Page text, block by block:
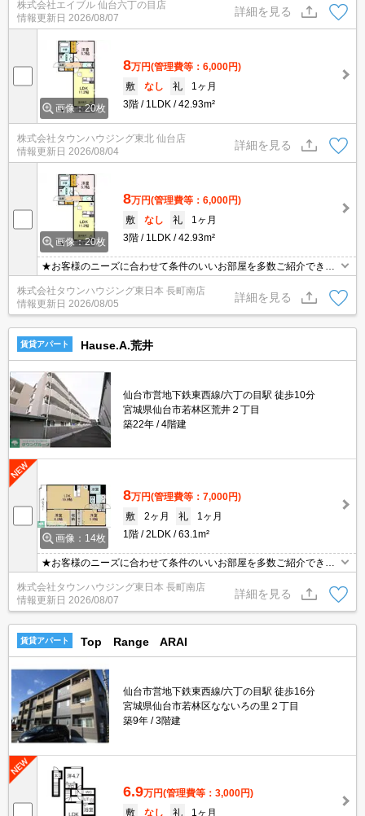
ットカード払い可能。仲介手数料家賃の0.55ヵ月分。
株式会社エイブル 仙台六丁の目店
情報更新日 2026/08/07
詳細を見る
画像：20枚
8万円(管理費等：6,000円)
敷
なし 礼
1ヶ月
3階
1LDK 42.93m²
株式会社タウンハウジング東北 仙台店
情報更新日 2026/08/04
詳細を見る
画像：20枚
8万円(管理費等：6,000円)
敷
なし 礼
1ヶ月
3階
1LDK 42.93m²
★お客様のニーズに合わせて条件のいいお部屋を多数ご紹介できま
す★賃貸物件のお部屋探しはタウンハウジングへ
株式会社タウンハウジング東日本 長町南店
情報更新日 2026/08/05
詳細を見る
賃貸アパート Hause.A.荒井
仙台市営地下鉄東西線/六丁の目駅 徒歩10分
宮城県仙台市若林区荒井２丁目
築22年
4階建
画像：14枚
8万円(管理費等：7,000円)
敷
2ヶ月 礼
1ヶ月
1階
2LDK 63.1m²
★お客様のニーズに合わせて条件のいいお部屋を多数ご紹介できま
す★賃貸物件のお部屋探しはタウンハウジングへ
株式会社タウンハウジング東日本 長町南店
情報更新日 2026/08/07
詳細を見る
賃貸アパート Top Range ARAI
仙台市営地下鉄東西線/六丁の目駅 徒歩16分
宮城県仙台市若林区なないろの里２丁目
築9年
3階建
6.9万円(管理費等：3,000円)
敷
なし 礼
1ヶ月